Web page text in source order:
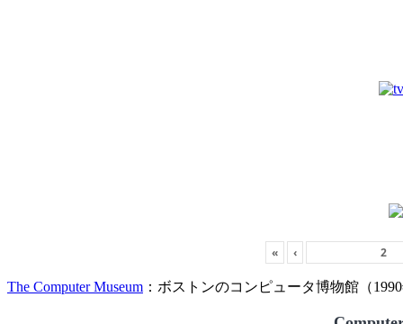
« ‹
The Computer Museum ：ボストンのコンピュータ博物館（